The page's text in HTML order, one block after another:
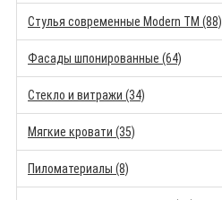
Стулья современные Modern TM (88)
Фасады шпонированные (64)
Стекло и витражи (34)
Мягкие кровати (35)
Пиломатериалы (8)